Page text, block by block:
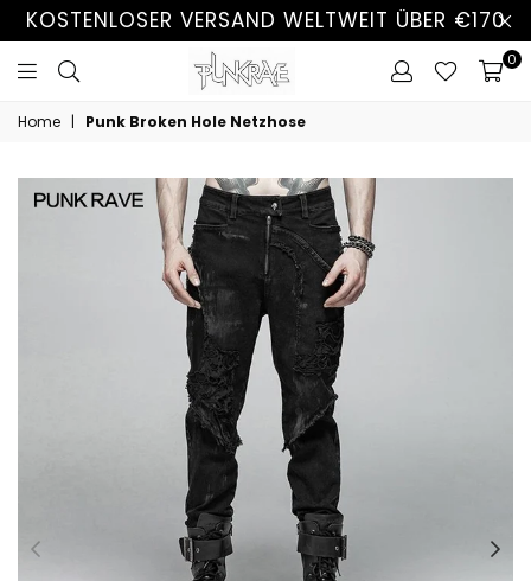
KOSTENLOSER VERSAND WELTWEIT ÜBER €170
0
Home | Punk Broken Hole Netzhose